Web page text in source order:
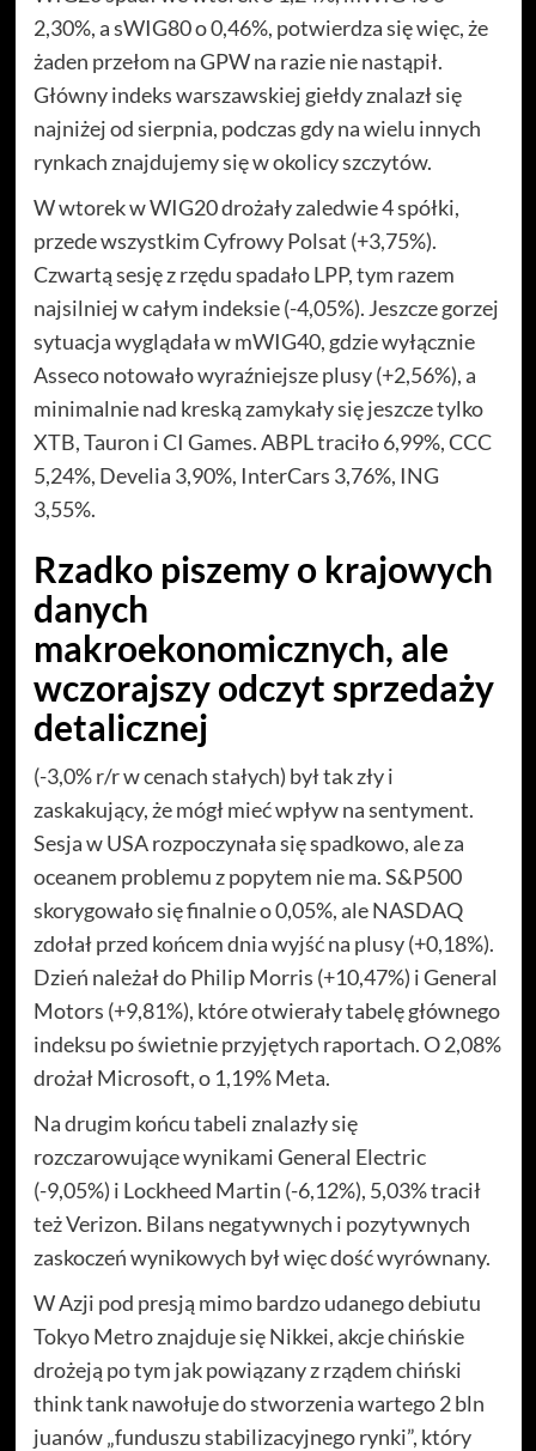
2,30%, a sWIG80 o 0,46%, potwierdza się więc, że
żaden przełom na GPW na razie nie nastąpił.
Główny indeks warszawskiej giełdy znalazł się
najniżej od sierpnia, podczas gdy na wielu innych
rynkach znajdujemy się w okolicy szczytów.
W wtorek w WIG20 drożały zaledwie 4 spółki,
przede wszystkim Cyfrowy Polsat (+3,75%).
Czwartą sesję z rzędu spadało LPP, tym razem
najsilniej w całym indeksie (-4,05%). Jeszcze gorzej
sytuacja wyglądała w mWIG40, gdzie wyłącznie
Asseco notowało wyraźniejsze plusy (+2,56%), a
minimalnie nad kreską zamykały się jeszcze tylko
XTB, Tauron i CI Games. ABPL traciło 6,99%, CCC
5,24%, Develia 3,90%, InterCars 3,76%, ING
3,55%.
Rzadko piszemy o krajowych
danych
makroekonomicznych, ale
wczorajszy odczyt sprzedaży
detalicznej
(-3,0% r/r w cenach stałych) był tak zły i
zaskakujący, że mógł mieć wpływ na sentyment.
Sesja w USA rozpoczynała się spadkowo, ale za
oceanem problemu z popytem nie ma. S&P500
skorygowało się finalnie o 0,05%, ale NASDAQ
zdołał przed końcem dnia wyjść na plusy (+0,18%).
Dzień należał do Philip Morris (+10,47%) i General
Motors (+9,81%), które otwierały tabelę głównego
indeksu po świetnie przyjętych raportach. O 2,08%
drożał Microsoft, o 1,19% Meta.
Na drugim końcu tabeli znalazły się
rozczarowujące wynikami General Electric
(-9,05%) i Lockheed Martin (-6,12%), 5,03% tracił
też Verizon. Bilans negatywnych i pozytywnych
zaskoczeń wynikowych był więc dość wyrównany.
W Azji pod presją mimo bardzo udanego debiutu
Tokyo Metro znajduje się Nikkei, akcje chińskie
drożeją po tym jak powiązany z rządem chiński
think tank nawołuje do stworzenia wartego 2 bln
juanów „funduszu stabilizacyjnego rynki”, który